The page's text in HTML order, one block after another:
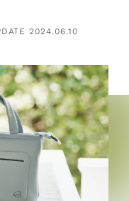
2024.06.10